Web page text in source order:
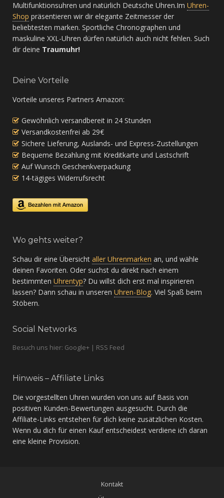
Multifunktionsuhren und natürlich Deutsche Uhren.Im Uhren-
Shop präsentieren wir dir elegante Zeitmesser der
beliebtesten marken. Sportliche Chronographen und
maskuline XXL-Uhren dürfen natürlich auch nicht fehlen. Such
dir deine Traumuhr!
Deine Vorteile
Vorteile unseres Partners Amazon:
Gewöhnlich versandbereit in 24 Stunden
Versandkostenfrei ab 29€
Sichere Lieferung, Auslands- und Express-Zustellungen
Bequeme Bezahlung mit Kreditkarte und Lastschrift
Auf Wunsch Geschenkverpackung
14-tägiges Widerrufsrecht
Wo gehts weiter?
Schau dir eine Übersicht aller Uhrenmarken an, und wähle
deinen Favoriten. Oder suchst du direkt nach einem
bestimmten Uhrentyp? Du willst dich erst mal inspirieren
lassen? Dann schau in unseren Uhren-Blog. Viel Spaß beim
Stöbern.
Social Networks
Besuch uns hier: Google+ | RSS Feed
Hinweis – Affiliate Links
Die vorgestellten Uhren wurden von uns auf Basis von
positiven Kunden-Bewertungen ausgesucht. Durch die
Affiliate-Links entstehen für dich keine zusätzlichen Kosten.
Wenn du dich für einen Kauf entscheidest verdiene ich daran
eine kleine Provision.
Kontakt